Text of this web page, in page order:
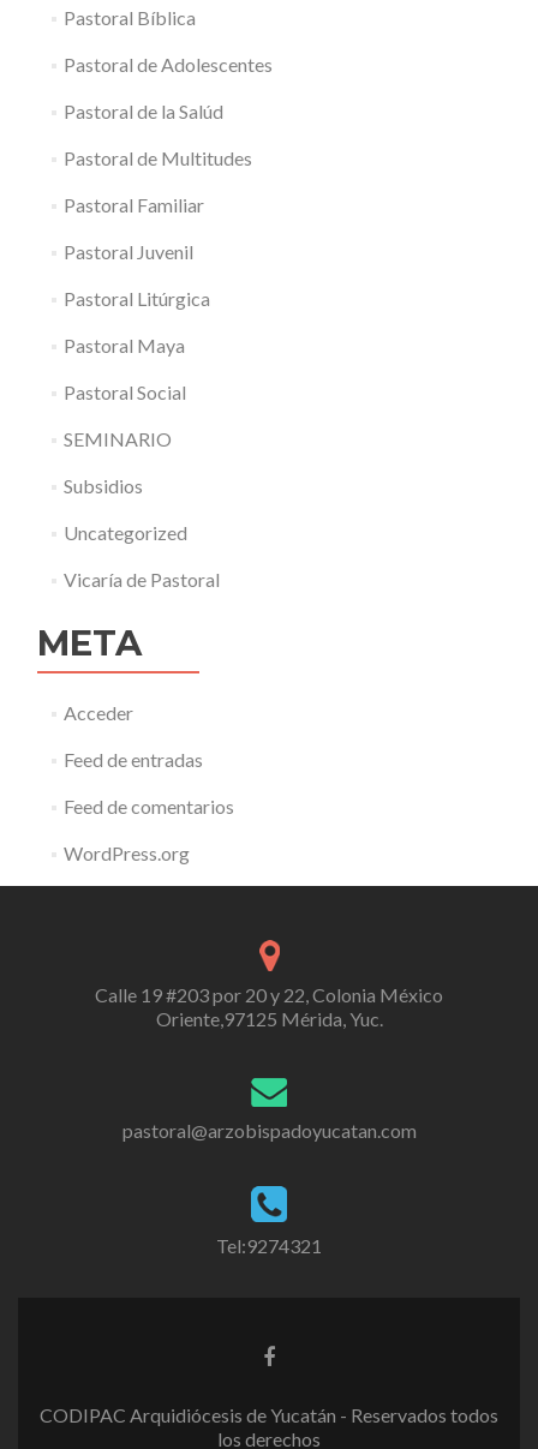
Pastoral Bíblica
Pastoral de Adolescentes
Pastoral de la Salúd
Pastoral de Multitudes
Pastoral Familiar
Pastoral Juvenil
Pastoral Litúrgica
Pastoral Maya
Pastoral Social
SEMINARIO
Subsidios
Uncategorized
Vicaría de Pastoral
META
Acceder
Feed de entradas
Feed de comentarios
WordPress.org
Calle 19 #203 por 20 y 22, Colonia México
Oriente,97125 Mérida, Yuc.
pastoral@arzobispadoyucatan.com
Tel:9274321
CODIPAC Arquidiócesis de Yucatán - Reservados todos
los derechos